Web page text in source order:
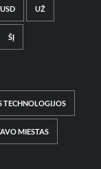
USD UŽ
ŠĮ
TECHNOLOGIJOS
MIESTAS